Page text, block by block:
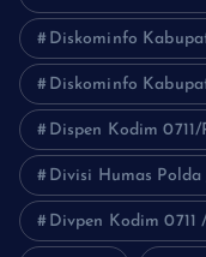
Diskominfo
Diskominfo
Dispen Kodim
Divisi Humas Polda
Divpen Kodim 0711